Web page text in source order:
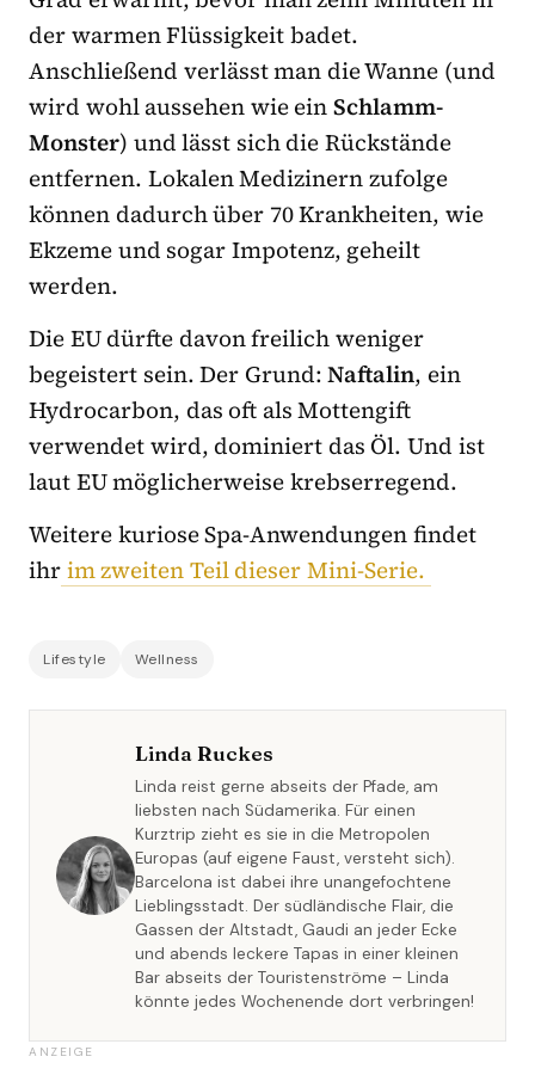
der warmen Flüssigkeit badet.
Anschließend verlässt man die Wanne (und
wird wohl aussehen wie einSchlamm-
Monster) und lässt sich die Rückstände
entfernen. Lokalen Medizinern zufolge
können dadurch über 70 Krankheiten, wie
Ekzeme und sogar Impotenz, geheilt
werden.
Die EU dürfte davon freilich weniger
begeistert sein. Der Grund:Naftalin, ein
Hydrocarbon, das oft als Mottengift
verwendet wird, dominiert das Öl. Und ist
laut EU möglicherweise krebserregend.
Weitere kuriose Spa-Anwendungen findet
ihrim zweiten Teil dieser Mini-Serie.
Lifestyle Wellness
Linda Ruckes
Linda reist gerne abseits der Pfade, am
liebsten nach Südamerika. Für einen
Kurztrip zieht es sie in die Metropolen
Europas (auf eigene Faust, versteht sich).
Barcelona ist dabei ihre unangefochtene
Lieblingsstadt. Der südländische Flair, die
Gassen der Altstadt, Gaudi an jeder Ecke
und abends leckere Tapas in einer kleinen
Bar abseits der Touristenströme – Linda
könnte jedes Wochenende dort verbringen!
ANZEIGE